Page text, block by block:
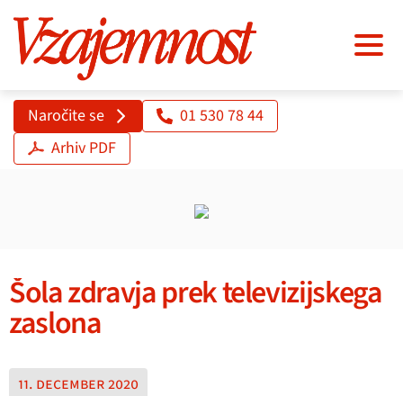
Naročite se
01 530 78 44
Arhiv PDF
Šola zdravja prek televizijskega
zaslona
11. december 2020